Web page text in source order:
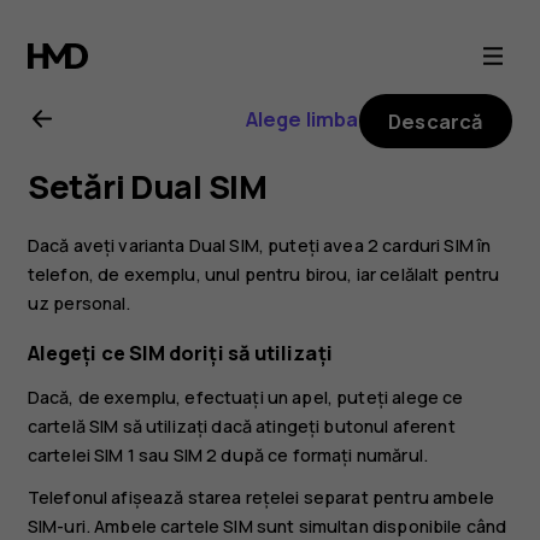
Ghid
de
utilizare
Nokia
8.1
Alege limba Descarcă
Setări Dual SIM
Dacă aveți varianta Dual SIM, puteți avea 2 carduri SIM în
telefon, de exemplu, unul pentru birou, iar celălalt pentru
uz personal.
Alegeți ce SIM doriți să utilizați
Dacă, de exemplu, efectuați un apel, puteți alege ce
cartelă SIM să utilizați dacă atingeți butonul aferent
cartelei SIM 1 sau SIM 2 după ce formați numărul.
Telefonul afișează starea rețelei separat pentru ambele
SIM-uri. Ambele cartele SIM sunt simultan disponibile când